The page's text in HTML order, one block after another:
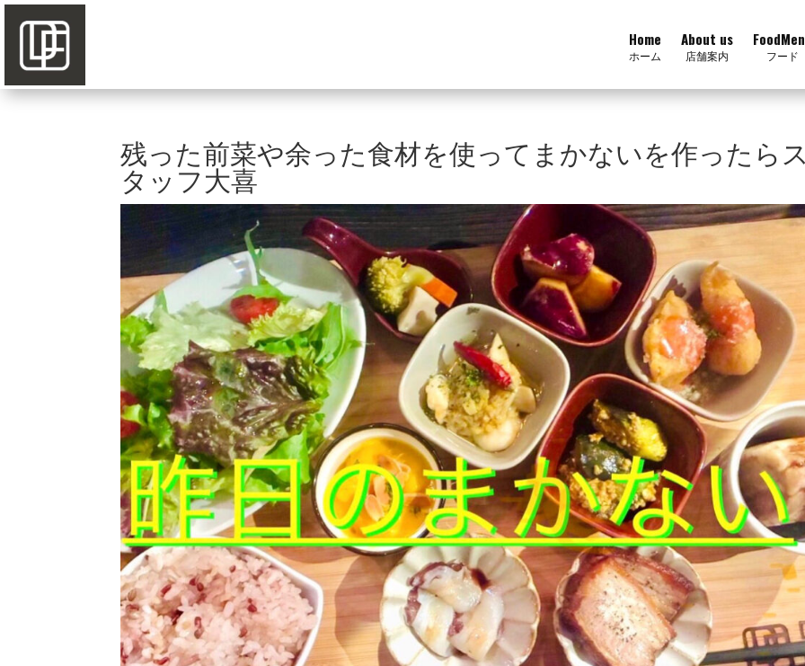
Home
ホーム
About us
店舗案内 フード
残った前菜や余った食材を使ってまかないを作ったら
タッフ大喜